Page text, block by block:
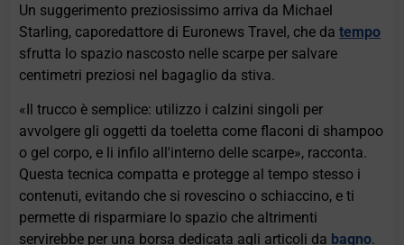
Un suggerimento preziosissimo arriva da Michael
Starling, caporedattore di Euronews Travel, che datempo
sfrutta lo spazio nascosto nelle scarpe per salvare
centimetri preziosi nel bagaglio da stiva.
«Il trucco è semplice: utilizzo i calzini singoli per
avvolgere gli oggetti da toeletta come flaconi di shampoo
o gel corpo, e li infilo all'interno delle scarpe», racconta.
Questa tecnica compatta e protegge al tempo stesso i
contenuti, evitando che si rovescino o schiaccino, e ti
permette di risparmiare lo spazio che altrimenti
servirebbe per una borsa dedicata agli articoli da bagno.